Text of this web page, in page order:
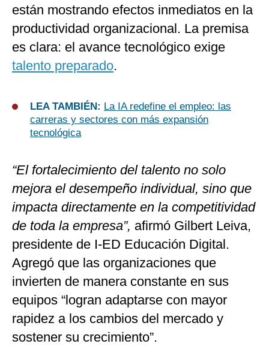
están mostrando efectos inmediatos en la
productividad organizacional. La premisa
es clara: el avance tecnológico exige
talento preparado.
LEA TAMBIÉN: La IA redefine el empleo: las
carreras y sectores con más expansión
tecnológica
“El fortalecimiento del talento no solo
mejora el desempeño individual, sino que
impacta directamente en la competitividad
de toda la empresa”, afirmó Gilbert Leiva,
presidente de I-ED Educación Digital.
Agregó que las organizaciones que
invierten de manera constante en sus
equipos “logran adaptarse con mayor
rapidez a los cambios del mercado y
sostener su crecimiento”.